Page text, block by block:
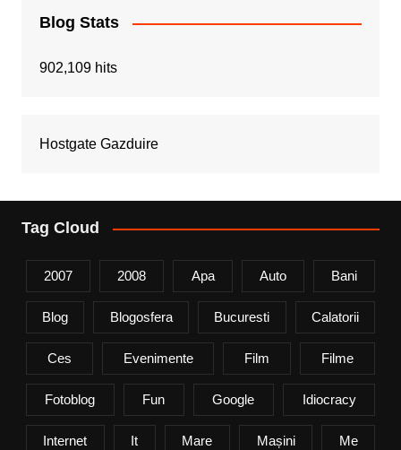
Blog Stats
902,109 hits
Hostgate Gazduire
Tag Cloud
2007 2008 Apa Auto Bani
Blog Blogosfera Bucuresti Calatorii
Ces Evenimente Film Filme
Fotoblog Fun Google Idiocracy
Internet It Mare Mașini Me